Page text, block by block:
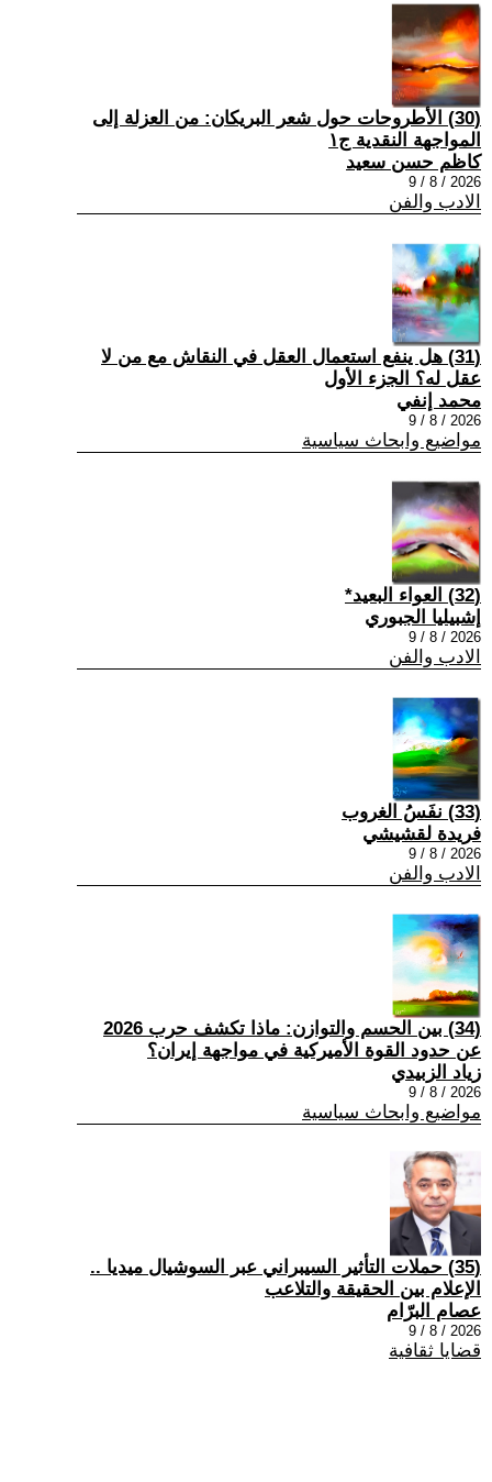
(30) الأطروحات حول شعر البريكان: من العزلة إلى
المواجهة النقدية ج١
كاظم حسن سعيد
2026 / 8 / 9
الادب والفن
(31) هل ينفع استعمال العقل في النقاش مع من لا
عقل له؟ الجزء الأول
محمد إنفي
2026 / 8 / 9
مواضيع وابحاث سياسية
(32) العواء البعيد*
إشبيليا الجبوري
2026 / 8 / 9
الادب والفن
(33) نفَسُ الغروب
فريدة لقشيشي
2026 / 8 / 9
الادب والفن
(34) بين الحسم والتوازن: ماذا تكشف حرب 2026
عن حدود القوة الأميركية في مواجهة إيران؟
زياد الزبيدي
2026 / 8 / 9
مواضيع وابحاث سياسية
(35) حملات التأثير السيبراني عبر السوشيال ميديا ..
الإعلام بين الحقيقة والتلاعب
عصام البرّام
2026 / 8 / 9
قضايا ثقافية